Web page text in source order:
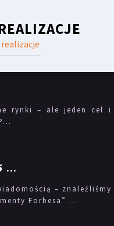
rynki – ale jeden cel i
...
– znaleźliśmy
Forbesa” ...